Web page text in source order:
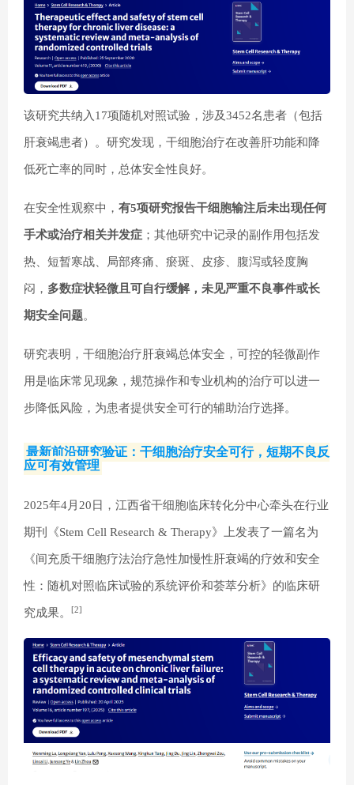
该研究共纳入17项随机对照试验，涉及3452名患者（包括
肝衰竭患者）。研究发现，干细胞治疗在改善肝功能和降
低死亡率的同时，总体安全性良好。
在安全性观察中， 有5项研究报告干细胞输注后未出现任何
手术或治疗相关并发症 ；其他研究中记录的副作用包括发
热、短暂寒战、局部疼痛、瘀斑、皮疹、腹泻或轻度胸
闷， 多数症状轻微且可自行缓解，未见严重不良事件或长
期安全问题。
研究表明，干细胞治疗肝衰竭总体安全，可控的轻微副作
用是临床常见现象，规范操作和专业机构的治疗可以进一
步降低风险，为患者提供安全可行的辅助治疗选择。
最新前沿研究验证：干细胞治疗安全可行，短期不良反
应可有效管理
2025年4月20日，江西省干细胞临床转化分中心牵头在行业
期刊《Stem Cell Research & Therapy》上发表了一篇名为
《间充质干细胞疗法治疗急性加慢性肝衰竭的疗效和安全
性：随机对照临床试验的系统评价和荟萃分析》的临床研
究成果。 [2]